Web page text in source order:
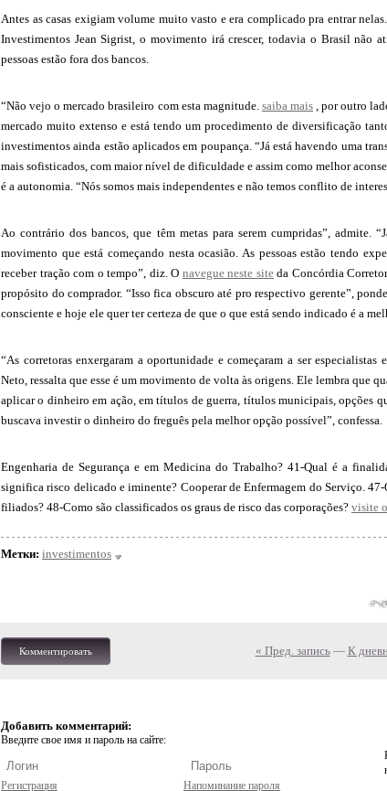
Antes as casas exigiam volume muito vasto e era complicado pra entrar
Investimentos Jean Sigrist, o movimento irá crescer, todavia o Brasil
pessoas estão fora dos bancos.
“Não vejo o mercado brasileiro com esta magnitude. saiba mais , por outro
mercado muito extenso e está tendo um procedimento de diversificação
investimentos ainda estão aplicados em poupança. “Já está havendo uma
mais sofisticados, com maior nível de dificuldade e assim como melhor
é a autonomia. “Nós somos mais independentes e não temos conflito de
Ao contrário dos bancos, que têm metas para serem cumpridas”, admite.
movimento que está começando nesta ocasião. As pessoas estão tendo
receber tração com o tempo”, diz. O navegue neste siteda Concórdia
propósito do comprador. “Isso fica obscuro até pro respectivo gerente”,
consciente e hoje ele quer ter certeza de que o que está sendo indicado é a
“As corretoras enxergaram a oportunidade e começaram a ser
Neto, ressalta que esse é um movimento de volta às origens. Ele lembra que
aplicar o dinheiro em ação, em títulos de guerra, títulos municipais, opções
buscava investir o dinheiro do freguês pela melhor opção possível”, confessa.
Engenharia de Segurança e em Medicina do Trabalho? 41-Qual é a
significa risco delicado e iminente? Cooperar de Enfermagem do Serviço.
filiados? 48-Como são classificados os graus de risco das corporações? visite
Метки: investimentos
Комментировать « Пред. запись— К
Добавить комментарий:
Введите свое имя и пароль на сайте:
Регистрация Напоминание пароля